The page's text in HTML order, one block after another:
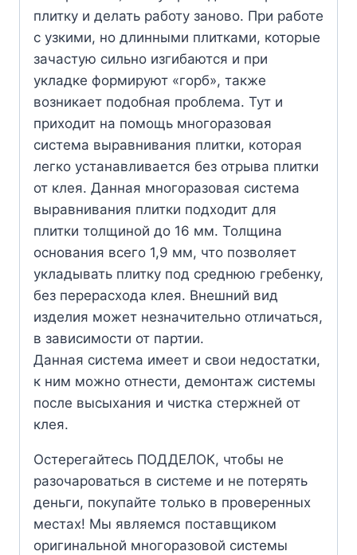
плитку и делать работу заново. При работе
с узкими, но длинными плитками, которые
зачастую сильно изгибаются и при
укладке формируют «горб», также
возникает подобная проблема. Тут и
приходит на помощь многоразовая
система выравнивания плитки, которая
легко устанавливается без отрыва плитки
от клея. Данная многоразовая система
выравнивания плитки подходит для
плитки толщиной до 16 мм. Толщина
основания всего 1,9 мм, что позволяет
укладывать плитку под среднюю гребенку,
без перерасхода клея. Внешний вид
изделия может незначительно отличаться,
в зависимости от партии.
Данная система имеет и свои недостатки,
к ним можно отнести, демонтаж системы
после высыхания и чистка стержней от
клея.
Остерегайтесь ПОДДЕЛОК, чтобы не
разочароваться в системе и не потерять
деньги, покупайте только в проверенных
местах! Мы являемся поставщиком
оригинальной многоразовой системы